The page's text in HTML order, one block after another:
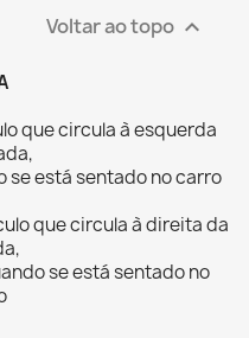
Voltar ao topo 
que circula à esquerda
se está sentado no carro
que circula à direita da
se está sentado no